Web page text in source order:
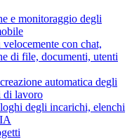
e monitoraggio degli
con chat,
di file, documenti, utenti
automatica degli
di lavoro
degli incarichi, elenchi